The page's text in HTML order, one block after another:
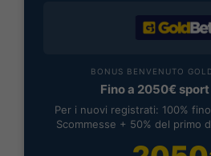
BONUS BENVENUTO
Fino a 2050€
Per i nuovi registrati: 100%
Scommesse + 50% del primo